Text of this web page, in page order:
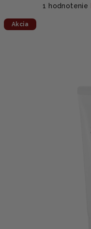
Priemerné
1 hodnotenie
Akcia